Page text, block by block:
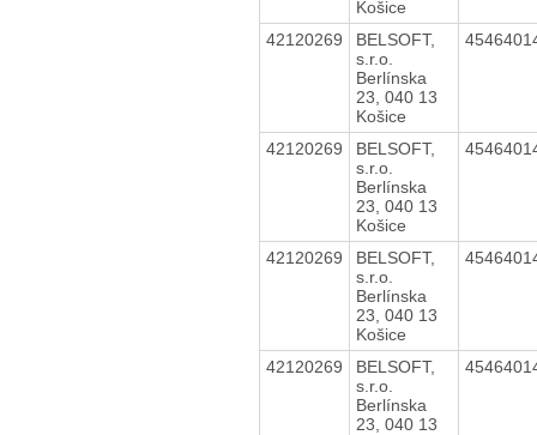
Košice
42120269
BELSOFT,
s.r.o.
Berlínska
23, 040 13
Košice
42120269
BELSOFT,
s.r.o.
Berlínska
23, 040 13
Košice
42120269
BELSOFT,
s.r.o.
Berlínska
23, 040 13
Košice
42120269
BELSOFT,
s.r.o.
Berlínska
23, 040 13